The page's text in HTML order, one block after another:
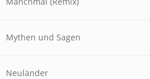
Mythen und Sagen
Neuländer